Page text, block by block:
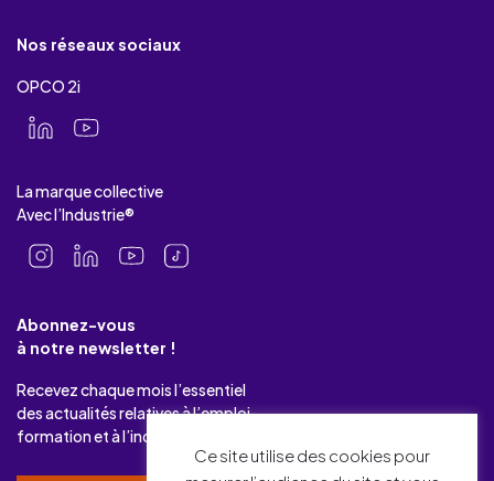
Nos réseaux sociaux
OPCO 2i
La marque collective
Avec l’Industrie®
Abonnez-vous
à notre newsletter !
Recevez chaque mois l’essentiel
des actualités relatives à l’emploi-
formation et à l’industrie.
Ce site utilise des cookies pour